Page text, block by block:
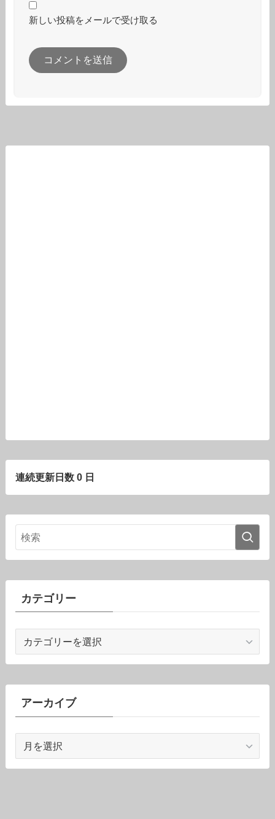
新しい投稿をメールで受け取る
連続更新日数 0 日
カテゴリー
ゴ
ーアーカイブ
カ